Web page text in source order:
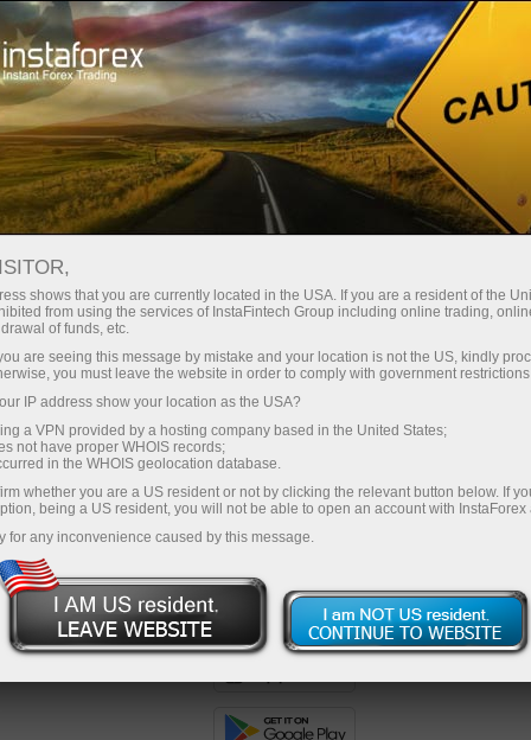
เกี่ยวกับ InstaForex
ข่าวบริษัท
คุณต้องการที่จะทราบเกี่ยวกับเหตุการณ์ปัจจุบัน
ทั้งหมด,การแข่งขันและการเปลี่ยนแปลงใน แล้วยินดี
ต้อนรับสู่หน้าข่าวที่วัสดุเกี่ยวกับสิ่งที่สำคัญที่สุดที่มี
ประโยชน์และน่าสนใจมีการตีพิม
shows that you are currently located in the USA. If you are a resident of the
from using the services of InstaFintech Group including online trading,
of funds, etc.
are seeing this message by mistake and your location is not the US, kindly
you must leave the website in order to comply with government
IP address show your location as the USA?
a VPN provided by a hosting company based in the United States;
not have proper WHOIS records;
in the WHOIS geolocation database.
whether you are a US resident or not by clicking the relevant button below. If
being a US resident, you will not be able to open an account with InstaForex
for any inconvenience caused by this message.